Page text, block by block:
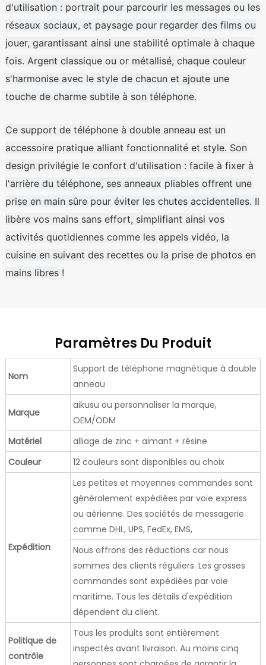
d'utilisation : portrait pour parcourir les messages ou les
réseaux sociaux, et paysage pour regarder des films ou
jouer, garantissant ainsi une stabilité optimale à chaque
fois. Argent classique ou or métallisé, chaque couleur
s'harmonise avec le style de chacun et ajoute une
touche de charme subtile à son téléphone.
Ce support de téléphone à double anneau est un
accessoire pratique alliant fonctionnalité et style. Son
design privilégie le confort d'utilisation : facile à fixer à
l'arrière du téléphone, ses anneaux pliables offrent une
prise en main sûre pour éviter les chutes accidentelles. Il
libère vos mains sans effort, simplifiant ainsi vos
activités quotidiennes comme les appels vidéo, la
cuisine en suivant des recettes ou la prise de photos en
mains libres !
Paramètres Du Produit
Nom
Support de téléphone magnétique à double
anneau
Marque
aikusu ou personnaliser la marque,
OEM/ODM
Matériel
alliage de zinc + aimant + résine
Couleur
12 couleurs sont disponibles au choix
Expédition
Les petites et moyennes commandes sont
généralement expédiées par voie express
ou aérienne. Des sociétés de messagerie
comme DHL, UPS, FedEx, EMS,
Nous offrons des réductions car nous
sommes des clients réguliers. Les grosses
commandes sont expédiées par voie
maritime. Tous les détails d'expédition
dépendent du client.
Politique de
contrôle
Tous les produits sont entièrement
inspectés avant livraison. Au moins cinq